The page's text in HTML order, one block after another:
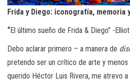
Frida y Diego: iconografía, memoria
“El último sueño de Frida & Diego” -
Debo aclarar primero – a manera de
pretendo ser un crítico de arte y menos
querido Héctor Luis Rivera, me atrevo